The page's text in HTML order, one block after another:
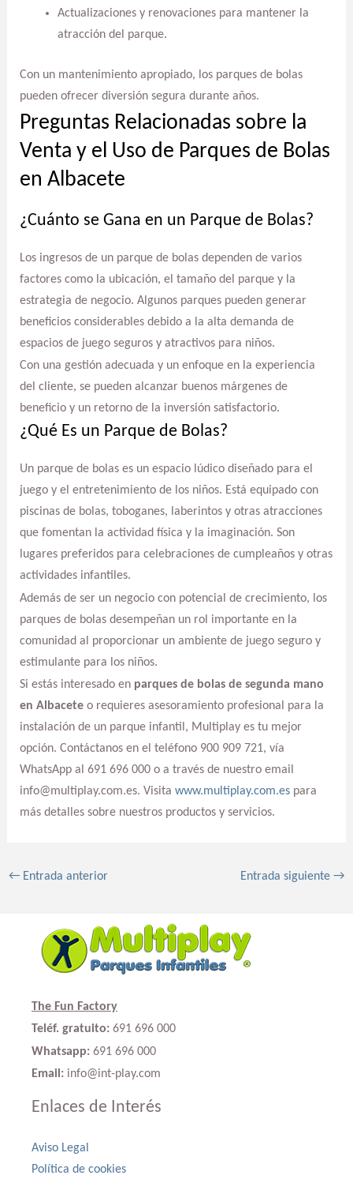
Actualizaciones y renovaciones para mantener la
atracción del parque.
Con un mantenimiento apropiado, los parques de bolas
pueden ofrecer diversión segura durante años.
Preguntas Relacionadas sobre la
Venta y el Uso de Parques de Bolas
en Albacete
¿Cuánto se Gana en un Parque de Bolas?
Los ingresos de un parque de bolas dependen de varios
factores como la ubicación, el tamaño del parque y la
estrategia de negocio. Algunos parques pueden generar
beneficios considerables debido a la alta demanda de
espacios de juego seguros y atractivos para niños.
Con una gestión adecuada y un enfoque en la experiencia
del cliente, se pueden alcanzar buenos márgenes de
beneficio y un retorno de la inversión satisfactorio.
¿Qué Es un Parque de Bolas?
Un parque de bolas es un espacio lúdico diseñado para el
juego y el entretenimiento de los niños. Está equipado con
piscinas de bolas, toboganes, laberintos y otras atracciones
que fomentan la actividad física y la imaginación. Son
lugares preferidos para celebraciones de cumpleaños y otras
actividades infantiles.
Además de ser un negocio con potencial de crecimiento, los
parques de bolas desempeñan un rol importante en la
comunidad al proporcionar un ambiente de juego seguro y
estimulante para los niños.
Si estás interesado en parques de bolas de segunda mano
en Albaceteo requieres asesoramiento profesional para la
instalación de un parque infantil, Multiplay es tu mejor
opción. Contáctanos en el teléfono 900 909 721, vía
WhatsApp al 691 696 000 o a través de nuestro email
info@multiplay.com.es. Visita www.multiplay.com.espara
más detalles sobre nuestros productos y servicios.
←Entrada anterior Entrada siguiente→
The Fun Factory
Teléf. gratuito: 691 696 000
Whatsapp: 691 696 000
Email: info@int-play.com
Enlaces de Interés
Aviso Legal
Política de cookies